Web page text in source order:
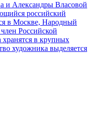
и Александры Власовой
российский
в Москве, Народный
Российской
хранятся в крупных
художника выделяется